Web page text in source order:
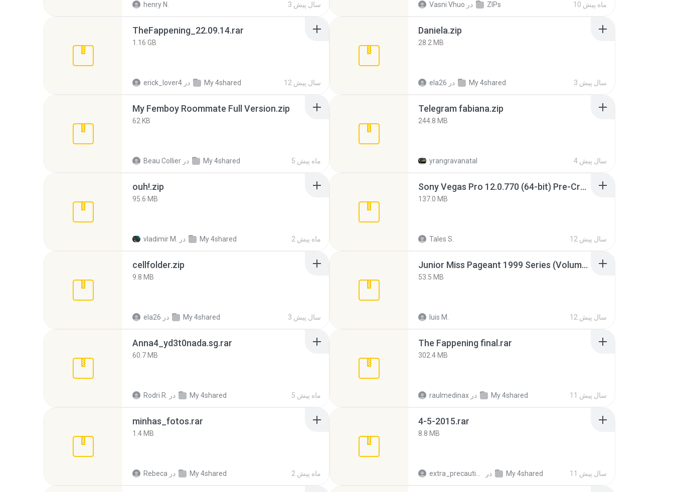
henry N. 3 سال پیش Vasni Vhuo در ZIPs 10 ماه پیش
TheFappening_22.09.14.rar
1.16 GB
erick_lover4 در My 4shared 12 سال پیش
Daniela.zip
28.2 MB
ela26 در My 4shared 3 سال پیش
My Femboy Roommate Full Version.zip
62 KB
Beau Collier در My 4shared 5 ماه پیش
Telegram fabiana.zip
244.8 MB
yrangravanatal 4 سال پیش
ouh!.zip
95.6 MB
vladimir M. در My 4shared 2 ماه پیش
Sony Vegas Pro 12.0.770 (64-bit) Pre-Cracked.zip
137.0 MB
Tales S. 12 سال پیش
cellfolder.zip
9.8 MB
ela26 در My 4shared 3 سال پیش
Junior Miss Pageant 1999 Series (Volume I Part I NC 6).7z
53.5 MB
luis M. 12 سال پیش
Anna4_yd3t0nada.sg.rar
60.7 MB
Rodri R. در My 4shared 5 ماه پیش
The Fappening final.rar
302.4 MB
raulmedinax در My 4shared 11 سال پیش
minhas_fotos.rar
1.4 MB
Rebeca در My 4shared 2 ماه پیش
4-5-2015.rar
8.8 MB
در My 4shared 11 سال پیش